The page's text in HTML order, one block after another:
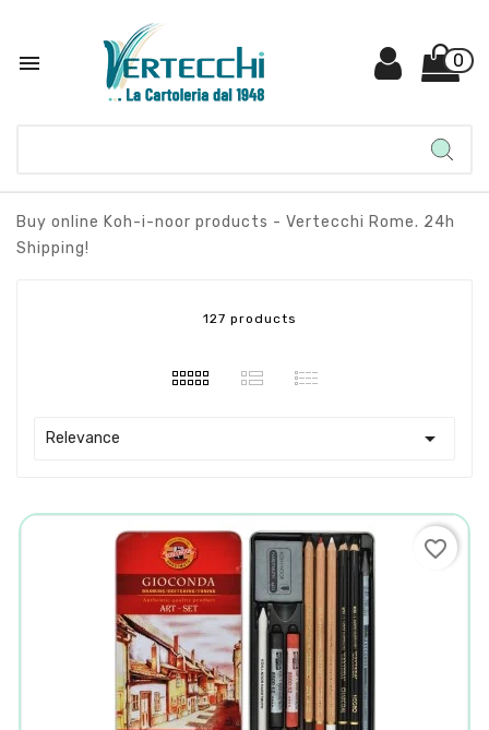
 0
Buy online Koh-i-noor products - Vertecchi Rome. 24h
Shipping!
127 products
Relevance 
favorite_border